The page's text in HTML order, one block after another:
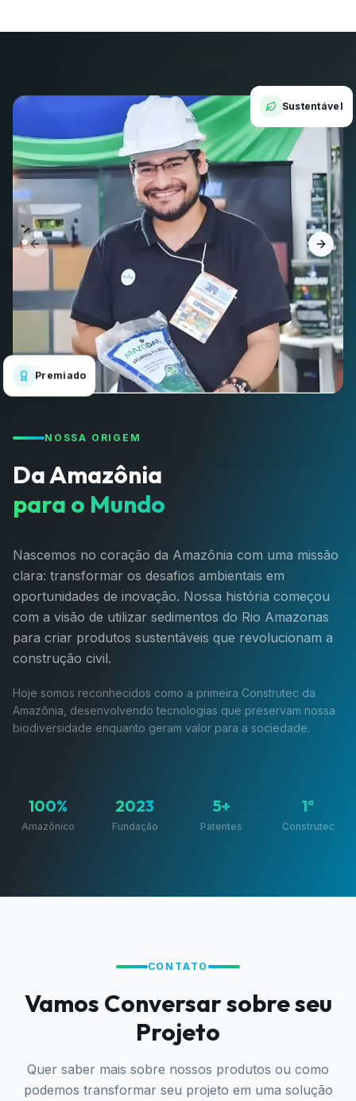
NOSSA ORIGEM
Da Amazônia
para o Mundo
Nascemos no coração da Amazônia com uma missão
clara: transformar os desafios ambientais em
oportunidades de inovação. Nossa história começou
com a visão de utilizar sedimentos do Rio Amazonas
para criar produtos sustentáveis que revolucionam a
construção civil.
Hoje somos reconhecidos como a primeira Construtec da
Amazônia, desenvolvendo tecnologias que preservam nossa
biodiversidade enquanto geram valor para a sociedade.
100%
Amazônico
2023
Fundação
5+
Patentes
1ª
Construtec
Previous slide Next
Sustentável
Premiado
CONTATO
Vamos Conversar sobre seu
Projeto
Quer saber mais sobre nossos produtos ou como
podemos transformar seu projeto em uma solução